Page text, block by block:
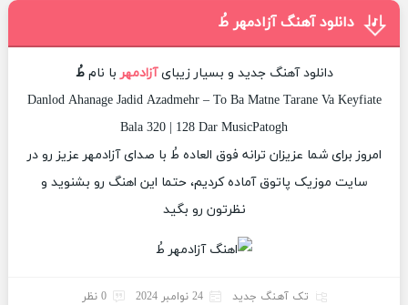
دانلود آهنگ آزادمهر طُ
دانلود آهنگ جدید و بسیار زیبایآزادمهر با نامطُ
Danlod Ahanage Jadid Azadmehr – To Ba Matne Tarane Va Keyfiate
Bala 320 | 128 Dar MusicPatogh
امروز برای شما عزیزان ترانه فوق العاده طُ با صدای آزادمهر عزیز رو در
سایت موزیک پاتوق آماده کردیم، حتما این اهنگ رو بشنوید و
نظرتون رو بگید
تک آهنگ جدید 24 نوامبر 2024 0 نظر